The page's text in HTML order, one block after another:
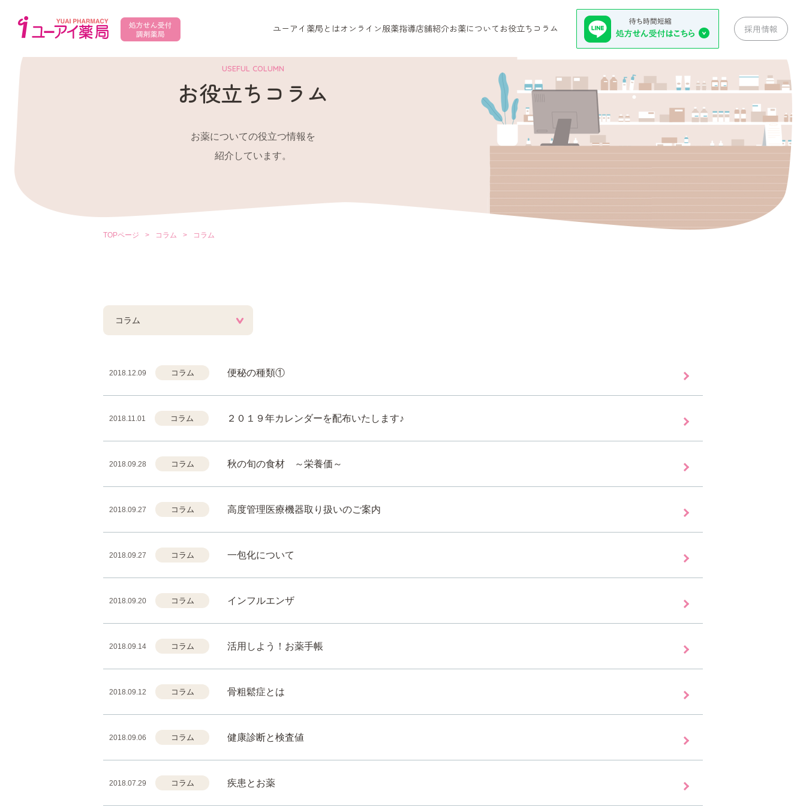
ユーアイ薬局とはオンライン服薬指導店舗紹介お薬について お役立ちコラム 採用情報
USEFUL COLUMN
お役立ちコラム
お薬についての役立つ情報を
紹介しています。
TOPページ > コラム > コラム
2018.12.09 コラム 便秘の種類①
2018.11.01 コラム ２０１９年カレンダーを配布いたします♪
2018.09.28 コラム 秋の旬の食材 ～栄養価～
2018.09.27 コラム 高度管理医療機器取り扱いのご案内
2018.09.27 コラム 一包化について
2018.09.20 コラム インフルエンザ
2018.09.14 コラム 活用しよう！お薬手帳
2018.09.12 コラム 骨粗鬆症とは
2018.09.06 コラム 健康診断と検査値
2018.07.29 コラム 疾患とお薬